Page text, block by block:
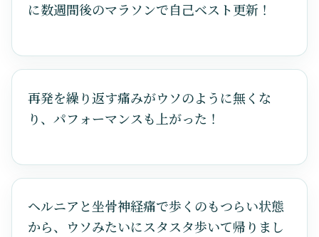
に数週間後のマラソンで自己ベスト更新！
再発を繰り返す痛みがウソのように無くな
り、パフォーマンスも上がった！
ヘルニアと坐骨神経痛で歩くのもつらい状態
から、ウソみたいにスタスタ歩いて帰りまし